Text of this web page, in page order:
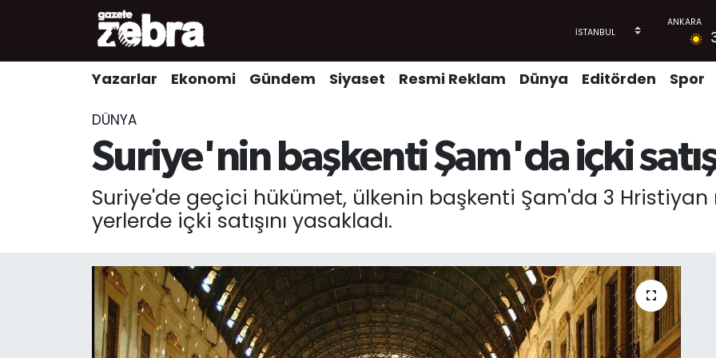
Yazarlar Ekonomi Gündem Siyaset Resmi Reklam Dünya Editörden Spor
DÜNYA
Suriye'nin başkenti Şam'da içki
Suriye'de geçici hükümet, ülkenin başkenti Şam'da 3 Hristiyan
yerlerde içki satışını yasakladı.
Yazarlar
Kültür-Sanat
Nöbetçi Eczaneler
Trafik Durumu
Süper Lig Puan Durumu ve Fikstür
Tüm Manşetler
Son Dakika Haberleri
Haber Arşivi